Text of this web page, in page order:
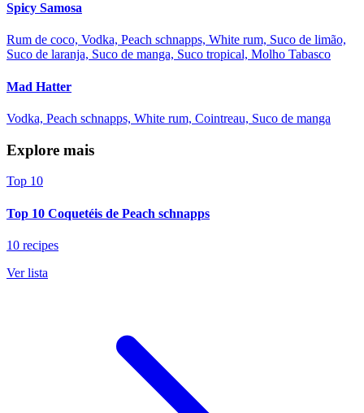
Spicy Samosa
Rum de coco, Vodka, Peach schnapps, White rum, Suco de limão,
Suco de laranja, Suco de manga, Suco tropical, Molho Tabasco
Mad Hatter
Vodka, Peach schnapps, White rum, Cointreau, Suco de manga
Explore mais
Top 10
Top 10 Coquetéis de Peach schnapps
10 recipes
Ver lista